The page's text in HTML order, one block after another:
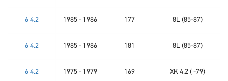
6 4.2 1985 - 1986 177 8L (85-87)
6 4.2 1985 - 1986 181 8L (85-87)
6 4.2 1975 - 1979 169 XK 4.2 ( -79)